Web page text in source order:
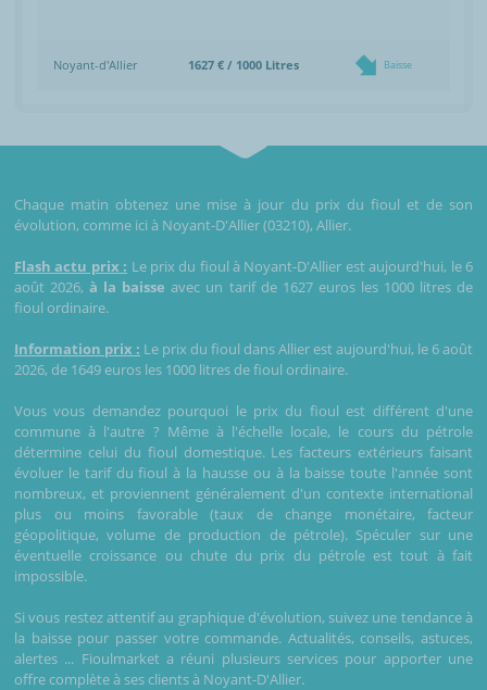
Noyant-d'Allier 1627 € / 1000 Litres Baisse
Chaque matin obtenez une mise à jour du prix du fioul et de son
évolution, comme ici à Noyant-D'Allier (03210), Allier.
Flash actu prix : Le prix du fioul à Noyant-D'Allier est aujourd'hui, le 6
août 2026,à la baisse avec un tarif de 1627 euros les 1000 litres de
fioul ordinaire.
Information prix : Le prix du fioul dans Allier est aujourd'hui, le 6 août
2026, de 1649 euros les 1000 litres de fioul ordinaire.
Vous vous demandez pourquoi le prix du fioul est différent d'une
commune à l'autre ? Même à l'échelle locale, le cours du pétrole
détermine celui du fioul domestique. Les facteurs extérieurs faisant
évoluer le tarif du fioul à la hausse ou à la baisse toute l'année sont
nombreux, et proviennent généralement d'un contexte international
plus ou moins favorable (taux de change monétaire, facteur
géopolitique, volume de production de pétrole). Spéculer sur une
éventuelle croissance ou chute du prix du pétrole est tout à fait
impossible.
Si vous restez attentif au graphique d'évolution, suivez une tendance à
la baisse pour passer votre commande. Actualités, conseils, astuces,
alertes ... Fioulmarket a réuni plusieurs services pour apporter une
offre complète à ses clients à Noyant-D'Allier.